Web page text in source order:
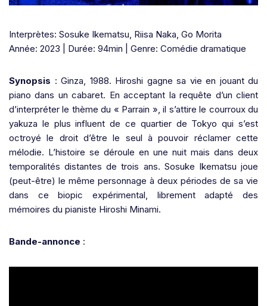
Interprètes: Sosuke Ikematsu, Riisa Naka, Go Morita
Année: 2023 | Durée: 94min | Genre: Comédie dramatique
Synopsis : Ginza, 1988. Hiroshi gagne sa vie en jouant du
piano dans un cabaret. En acceptant la requête d’un client
d’interpréter le thème du « Parrain », il s’attire le courroux du
yakuza le plus influent de ce quartier de Tokyo qui s’est
octroyé le droit d’être le seul à pouvoir réclamer cette
mélodie. L’histoire se déroule en une nuit mais dans deux
temporalités distantes de trois ans. Sosuke Ikematsu joue
(peut-être) le même personnage à deux périodes de sa vie
dans ce biopic expérimental, librement adapté des
mémoires du pianiste Hiroshi Minami.
Bande-annonce :